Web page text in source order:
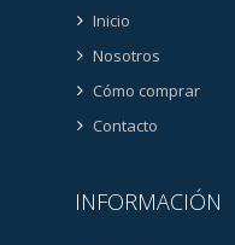
Inicio
Nosotros
Cómo comprar
Contacto
INFORMACIÓN